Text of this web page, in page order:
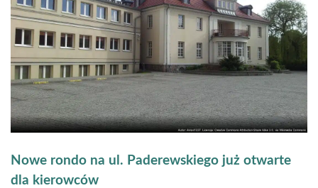
Nowe rondo na ul. Paderewskiego już otwarte
dla kierowców